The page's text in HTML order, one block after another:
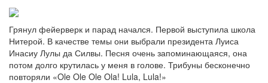
Грянул фейерверк и парад начался. Первой выступила школа
Нитерой. В качестве темы они выбрали президента Луиса
Инасиу Лулы да Силвы. Песня очень запоминающаяся, она
потом долго крутилась у меня в голове. Трибуны бесконечно
повторяли «Ole Ole Ole Ola! Lula, Lula!»